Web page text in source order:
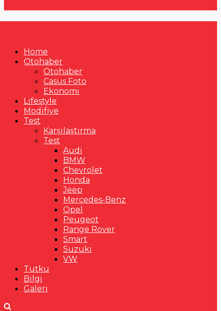
Home
Otohaber
Otohaber
Casus Foto
Ekonomi
Lifestyle
Modifiye
Test
Karşılaştırma
Test
Audi
BMW
Chevrolet
Honda
Jeep
Mercedes-Benz
Opel
Peugeot
Range Rover
Smart
Suzuki
VW
Tutku
Bilgi
Galeri